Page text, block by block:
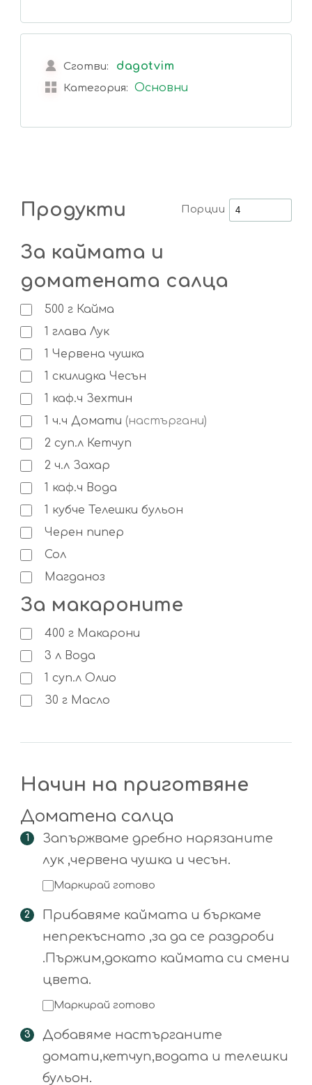
Сготви: dagotvim
Категория: Основни
Продукти Порции
За каймата и
доматената салца
500 г Кайма
1 глава Лук
1 Червена чушка
1 скилидка Чесън
1 каф.ч Зехтин
1 ч.ч Домати (настъргани)
2 суп.л Кетчуп
2 ч.л Захар
1 каф.ч Вода
1 кубче Телешки бульон
Черен пипер
Сол
Магданоз
За макароните
400 г Макарони
3 л Вода
1 суп.л Олио
З0 г Масло
Начин на приготвяне
Доматена салца
Запържваме дребно нарязаните
лук ,червена чушка и чесън.
Маркирай готово
Прибавяме каймата и бъркаме
непрекъснато ,за да се раздроби
.Пържим,докато каймата си смени
цвета.
Маркирай готово
Добавяме настърганите
домати,кетчуп,водата и телешки
бульон.